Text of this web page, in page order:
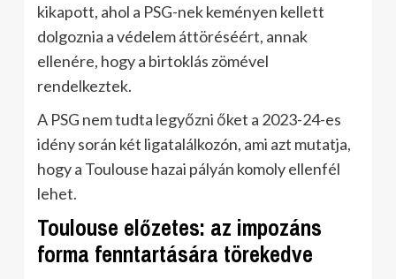
kikapott, ahol a PSG-nek keményen kellett
dolgoznia a védelem áttöréséért, annak
ellenére, hogy a birtoklás zömével
rendelkeztek.
A PSG nem tudta legyőzni őket a 2023-24-es
idény során két ligatalálkozón, ami azt mutatja,
hogy a Toulouse hazai pályán komoly ellenfél
lehet.
Toulouse előzetes: az impozáns
forma fenntartására törekedve